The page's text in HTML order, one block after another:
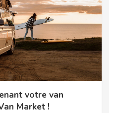
votre van
Market !